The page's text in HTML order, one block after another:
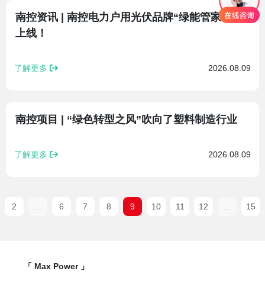
南控资讯 | 南控电力户用光伏品牌“绿能管家”正式
上线！
了解更多 2026.08.09
南控项目 | “绿色转型之风”吹向了塑料制造行业
了解更多 2026.08.09
2 6 7 8 9 10 11 12 15
「 Max Power 」